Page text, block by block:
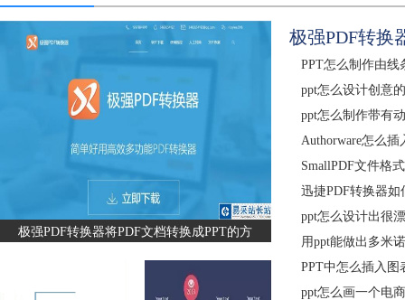
极强PDF转换器将PDF文档转换成PPT的方
极强PDF转换
PPT怎么制作由线
ppt怎么设计创意
ppt怎么制作带有
Authorware怎么插
SmallPDF文件格
迅捷PDF转换器如
ppt怎么设计出很
用ppt能做出多米
PPT中怎么插入图
ppt怎么画一个电